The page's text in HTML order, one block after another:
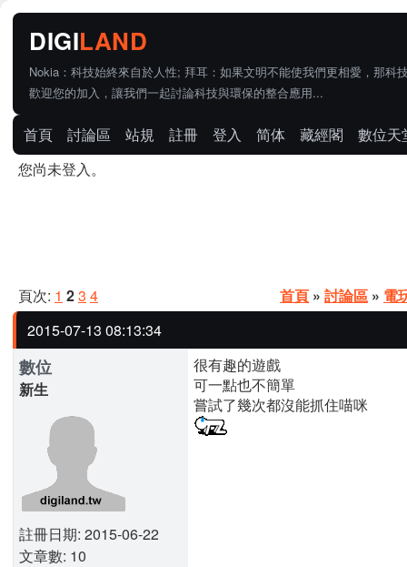
Nokia：科技始終來自於人性; 拜耳：如果文明不能使我們更相愛，那科
歡迎您的加入，讓我們一起討論科技與環保的整合應用...
首頁 討論區 站規 註冊 登入 简体 藏經閣
數位天
您尚未登入。
頁次: 1 23 4 首頁 » 討論區 » 電
2015-07-13 08:13:34
數位
新生
註冊日期: 2015-06-22
文章數: 10
很有趣的遊戲
可一點也不簡單
嘗試了幾次都沒能抓住喵咪